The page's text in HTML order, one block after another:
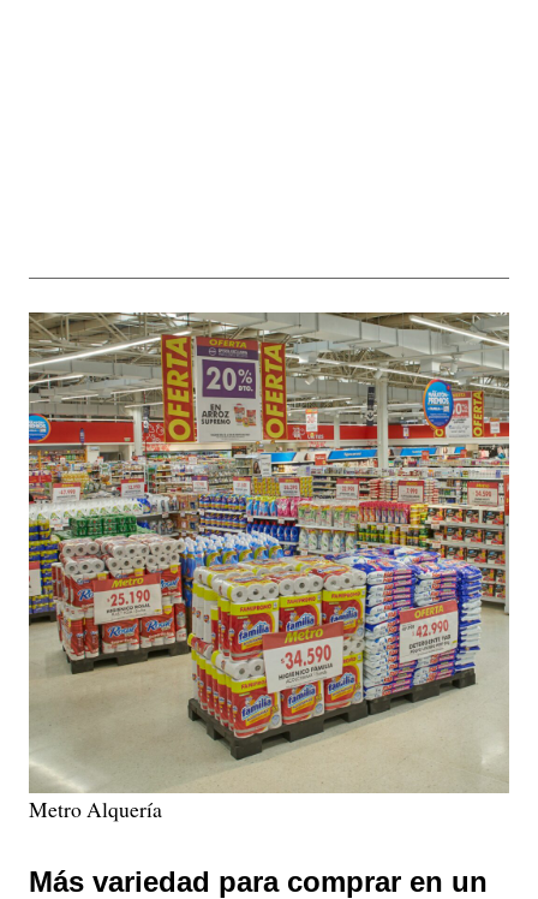
Metro Alquería
Más variedad para comprar en un